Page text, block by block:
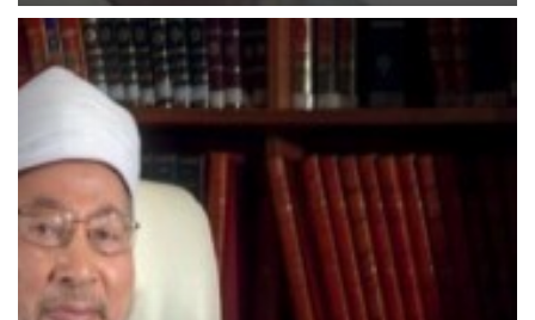
السبت 8 أغسطس 2026 11:04 ص